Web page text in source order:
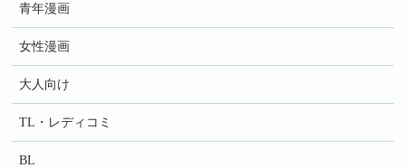
青年漫画
女性漫画
大人向け
TL・レディコミ
BL